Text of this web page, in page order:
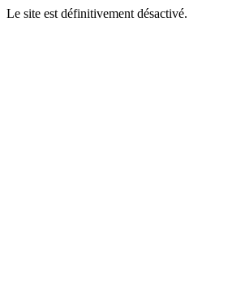
Le site est définitivement désactivé.